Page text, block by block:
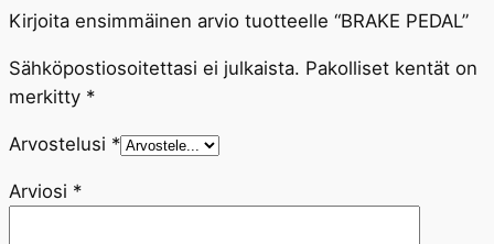
Kirjoita ensimmäinen arvio tuotteelle “BRAKE PEDAL”
Sähköpostiosoitettasi ei julkaista. Pakolliset kentät on
merkitty *
Arvostelusi *
Arviosi *